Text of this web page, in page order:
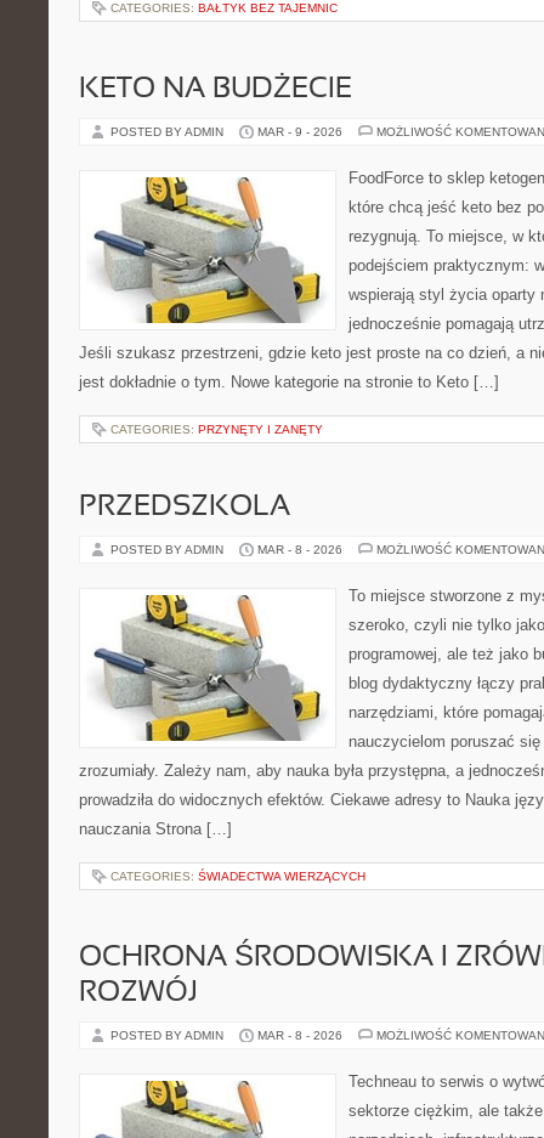
CATEGORIES: BAŁTYK BEZ TAJEMNIC
KETO NA BUDŻECIE
POSTED BY ADMIN MAR - 9 - 2026 MOŻLIWOŚĆ
FoodForce to sklep
które chcą jeść keto bez
rezygnują. To miejsce, w
podejściem praktycznym:
wspierają styl życia oparty
jednocześnie pomagają
Jeśli szukasz przestrzeni, gdzie keto jest proste na co dzień, a
jest dokładnie o tym. Nowe kategorie na stronie to Keto […]
CATEGORIES: PRZYNĘTY I ZANĘTY
PRZEDSZKOLA
POSTED BY ADMIN MAR - 8 - 2026 MOŻLIWOŚĆ
To miejsce stworzone z
szeroko, czyli nie tylko
programowej, ale też jako
blog dydaktyczny łączy
narzędziami, które
nauczycielom poruszać
zrozumiały. Zależy nam, aby nauka była przystępna, a
prowadziła do widocznych efektów. Ciekawe adresy to Nauka
nauczania Strona […]
CATEGORIES: ŚWIADECTWA WIERZĄCYCH
OCHRONA ŚRODOWISKA I
ROZWÓJ
POSTED BY ADMIN MAR - 8 - 2026 MOŻLIWOŚĆ
Techneau to serwis o
sektorze ciężkim, ale